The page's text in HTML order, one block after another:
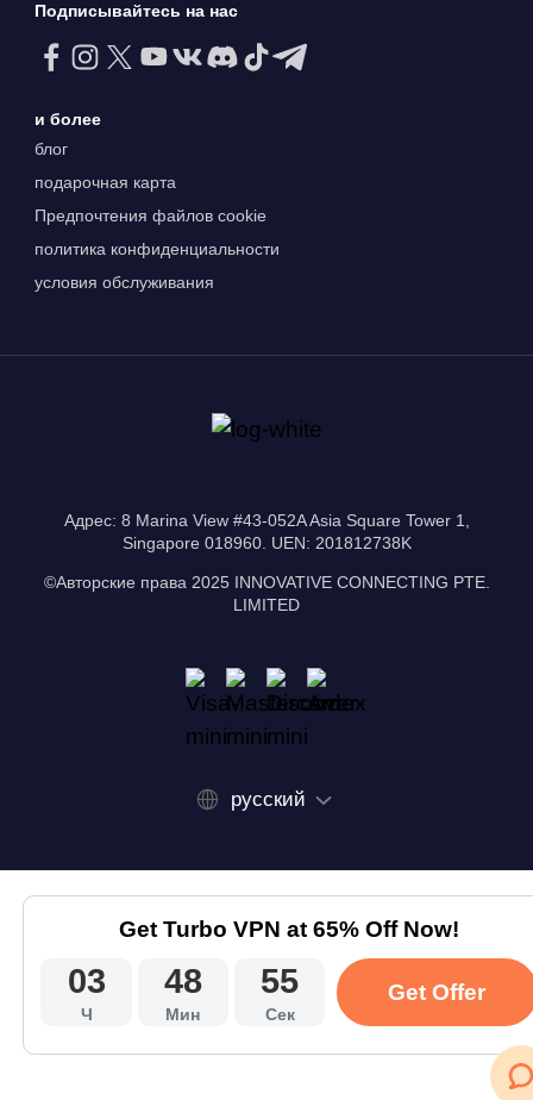
Подписывайтесь на нас
и более
блог
подарочная карта
Предпочтения файлов cookie
политика конфиденциальности
условия обслуживания
Адрес: 8 Marina View #43-052A Asia Square Tower 1,
Singapore 018960. UEN: 201812738K
©Авторские права 2025 INNOVATIVE CONNECTING PTE.
LIMITED
русский
Get Turbo VPN at 65% Off Now!
03
Ч
48
Мин
55
Сек
Get Offer